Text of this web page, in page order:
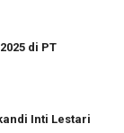
di PT
Inti Lestari